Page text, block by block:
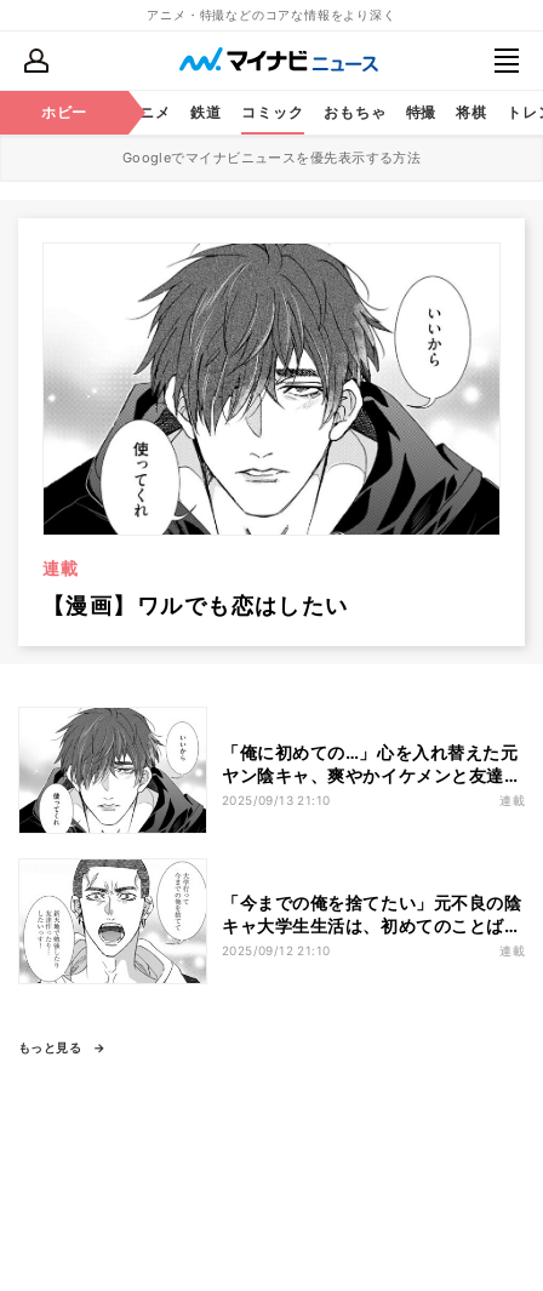
アニメ・特撮などのコアな情報をより深く
ホビー アニメ 鉄道 コミック おもちゃ 特撮 将棋 ト
Googleでマイナビニュースを優先表示する方法
連載
【漫画】ワルでも恋はしたい
「俺に初めての…」心を入れ替えた元
ヤン陰キャ、爽やかイケメンと友達に
なる!?
2025/09/13 21:10 連載
「今までの俺を捨てたい」元不良の陰
キャ大学生生活は、初めてのことばか
りで…
2025/09/12 21:10 連載
もっと見る